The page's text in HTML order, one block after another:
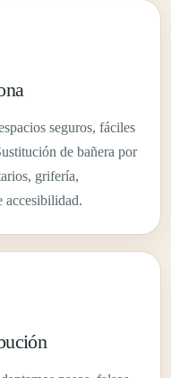
seguros, fáciles
de bañera por
grifería,
accesibilidad.